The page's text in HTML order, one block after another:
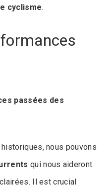
cyclisme.
passées des
nous pouvons
qui nous aideront
Il est crucial